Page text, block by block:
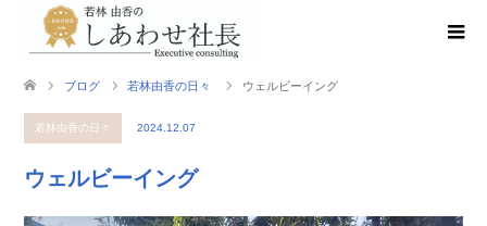
ブログ 若林由香の日々 ウェルビーイング
若林由香の日々 2024.12.07
ウェルビーイング